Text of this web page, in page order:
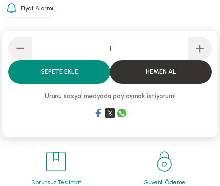
Hidroforlar
Tahliye Pompası
Fiyat Alarmı
SEPETE EKLE HEMEN AL
Ürünü sosyal medyada paylaşmak istiyorum!
Sorunsuz Teslimat
Güvenli Ödeme